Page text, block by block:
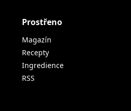
Prostřeno
Magazín
Recepty
Ingredience
RSS